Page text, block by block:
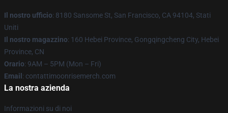
Il nostro ufficio: 8180 Sansome St, San Francisco, CA 94104, Stati
Uniti
Il nostro magazzino: 160 Hebei Province, Gongqingcheng City, Hebei
Province, CN
Orario: 9AM – 5PM (Mon – Fri)
Email : contattimoonrisemerch.com
La nostra azienda
Informazioni su di noi